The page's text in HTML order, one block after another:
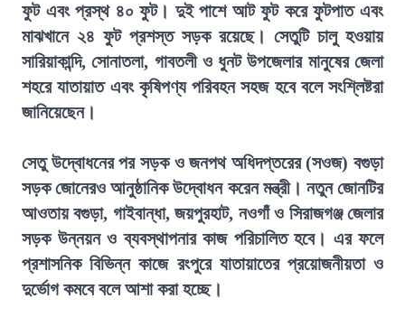
ফুট এবং প্রস্থ ৪০ ফুট। দুই পাশে আট ফুট করে ফুটপাত এবং
মাঝখানে ২৪ ফুট প্রশস্ত সড়ক রয়েছে। সেতুটি চালু হওয়ায়
সারিয়াকান্দি, সোনাতলা, গাবতলী ও ধুনট উপজেলার মানুষের জেলা
শহরে যাতায়াত এবং কৃষিপণ্য পরিবহন সহজ হবে বলে সংশ্লিষ্টরা
জানিয়েছেন।
সেতু উদ্বোধনের পর সড়ক ও জনপথ অধিদপ্তরের (সওজ) বগুড়া
সড়ক জোনেরও আনুষ্ঠানিক উদ্বোধন করেন মন্ত্রী। নতুন জোনটির
আওতায় বগুড়া, গাইবান্ধা, জয়পুরহাট, নওগাঁ ও সিরাজগঞ্জ জেলার
সড়ক উন্নয়ন ও ব্যবস্থাপনার কাজ পরিচালিত হবে। এর ফলে
প্রশাসনিক বিভিন্ন কাজে রংপুরে যাতায়াতের প্রয়োজনীয়তা ও
দুর্ভোগ কমবে বলে আশা করা হচ্ছে।